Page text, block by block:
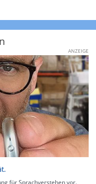
ANZEIGE
für Sprachverstehen vor.